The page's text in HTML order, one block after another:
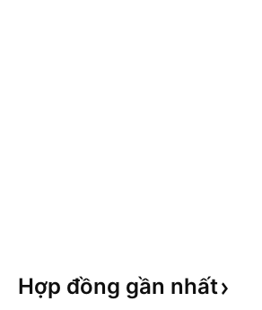
Hợp đồng gần nhất